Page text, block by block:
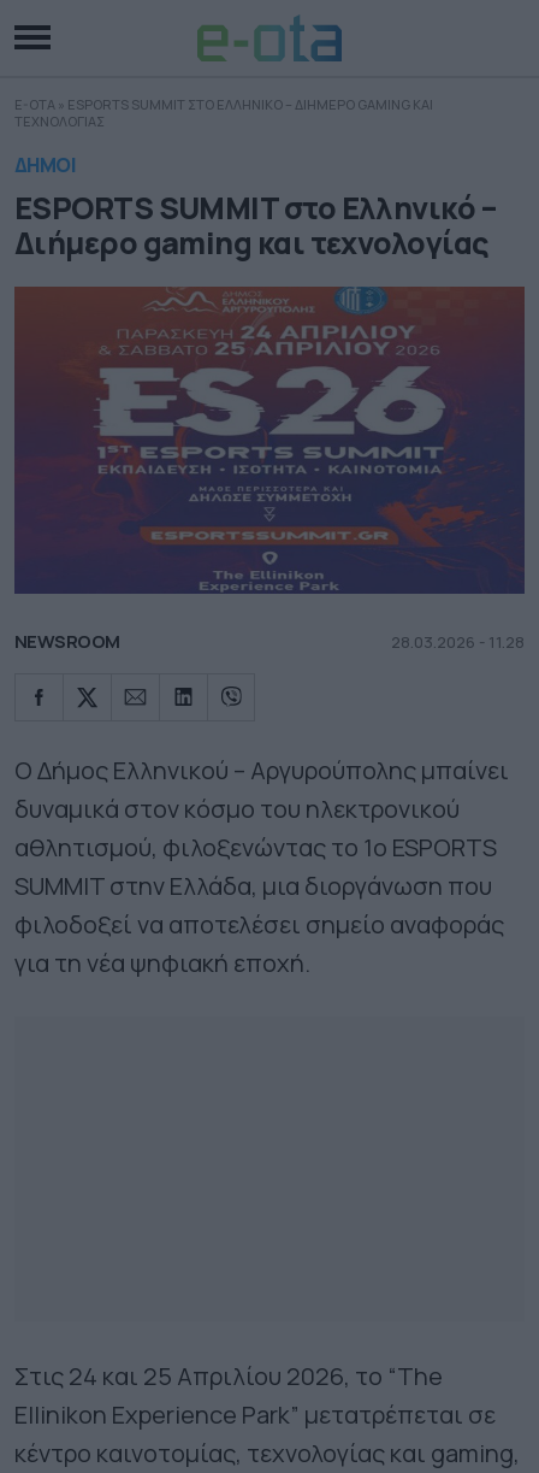
E-OTA » ESPORTS SUMMIT ΣΤΟ ΕΛΛΗΝΙΚΟ – ΔΙΗΜΕΡΟ GAMING ΚΑΙ
ΤΕΧΝΟΛΟΓΙΑΣ
ΔΗΜΟΙ
ESPORTS SUMMIT στο Ελληνικό –
Διήμερο gaming και τεχνολογίας
NEWSROOM 28.03.2026 - 11.28
Ο Δήμος Ελληνικού – Αργυρούπολης μπαίνει
δυναμικά στον κόσμο του ηλεκτρονικού
αθλητισμού, φιλοξενώντας το 1ο ESPORTS
SUMMIT στην Ελλάδα, μια διοργάνωση που
φιλοδοξεί να αποτελέσει σημείο αναφοράς
για τη νέα ψηφιακή εποχή.
Στις 24 και 25 Απριλίου 2026, το “The
Ellinikon Experience Park” μετατρέπεται σε
κέντρο καινοτομίας, τεχνολογίας και gaming,